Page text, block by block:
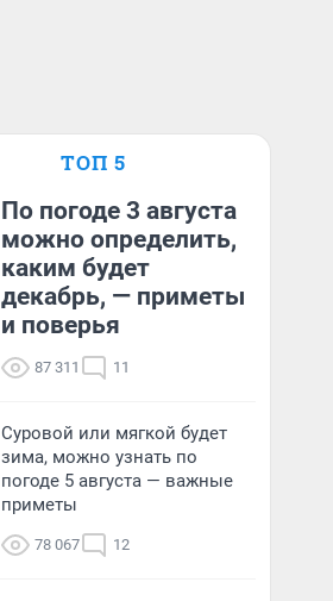
ТОП 5
По погоде 3 августа
можно определить,
каким будет
декабрь, — приметы
и поверья
87 311 11
Суровой или мягкой будет
зима, можно узнать по
погоде 5 августа — важные
приметы
78 067 12